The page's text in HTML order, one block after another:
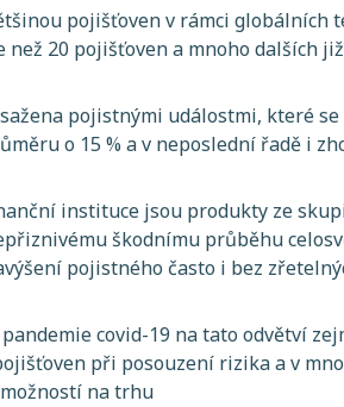
pojišťoven v rámci globálních
20 pojišťoven a mnoho dalších
pojistnými událostmi, které
o 15 % a v neposlední řadě i
instituce jsou produkty ze
škodnímu průběhu
pojistného často i bez
covid-19 na tato odvětví
při posouzení rizika a v
na trhu